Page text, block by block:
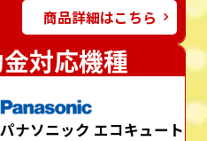
商品詳細はこちら
対応機種
パナソニック エコキュート